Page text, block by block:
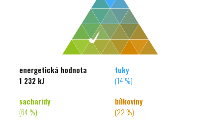
energetická hodnota
1 232 kJ
tuky
(14 %)
sacharidy
(64 %)
bílkoviny
(22 %)